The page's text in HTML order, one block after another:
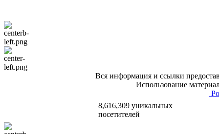
Вся информация и ссылки
Использование
8,616,309 уникальных
посетителей